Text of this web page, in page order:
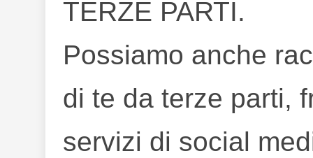
TERZE PARTI.
Possiamo anche
di te da terze parti,
servizi di social